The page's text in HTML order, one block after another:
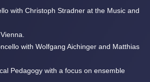
with Christoph Stradner at the Music and
with Wolfgang Aichinger and Matthias
Pedagogy with a focus on ensemble